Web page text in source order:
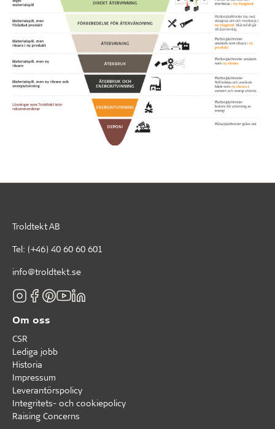
Troldtekt AB
Tel: (+46) 40 60 60 601
info@troldtekt.se
Om oss
CSR
Lediga jobb
Historia
Impressum
Leverantörspolicy
Integritets- och cookiepolicy
Raising Concerns